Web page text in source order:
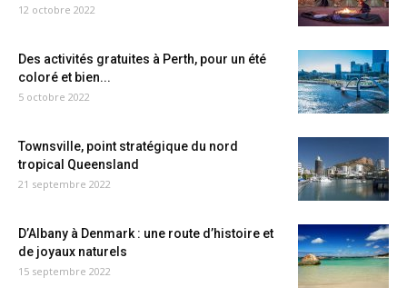
12 octobre 2022
Des activités gratuites à Perth, pour un été
coloré et bien...
5 octobre 2022
Townsville, point stratégique du nord
tropical Queensland
21 septembre 2022
D’Albany à Denmark : une route d’histoire et
de joyaux naturels
15 septembre 2022